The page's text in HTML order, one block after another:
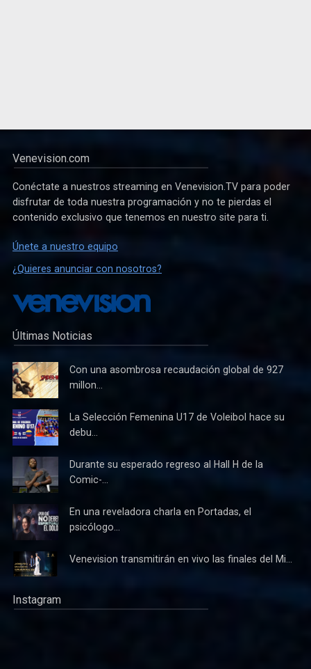
Venevision.com
Conéctate a nuestros streaming en Venevision.TV para poder
disfrutar de toda nuestra programación y no te pierdas el
contenido exclusivo que tenemos en nuestro site para ti.
Únete a nuestro equipo
¿Quieres anunciar con nosotros?
Últimas Noticias
Con una asombrosa recaudación global de 927
millon...
La Selección Femenina U17 de Voleibol hace su
debu...
Durante su esperado regreso al Hall H de la
Comic-...
En una reveladora charla en Portadas, el
psicólogo...
Venevision transmitirán en vivo las finales del Mi...
Instagram